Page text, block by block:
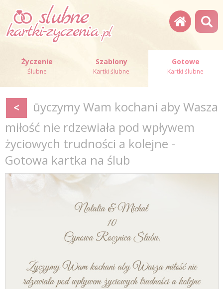
Życzenie
Ślubne
Szablony
Kartki ślubne
Gotowe
Kartki ślubne
<
ūyczymy Wam kochani aby Wasza
miłość nie rdzewiała pod wpływem
życiowych trudności a kolejne -
Gotowa kartka na ślub